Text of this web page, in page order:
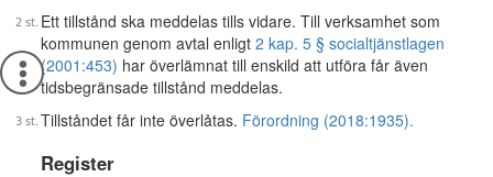
Ett tillstånd ska meddelas tills vidare. Till verksamhet som
kommunen genom avtal enligt 2 kap. 5 § socialtjänstlagen
(2001:453) har överlämnat till enskild att utföra får även
tidsbegränsade tillstånd meddelas.
Tillståndet får inte överlåtas. Förordning (2018:1935).
Register